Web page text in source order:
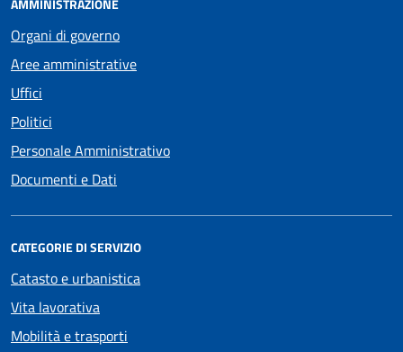
AMMINISTRAZIONE
Organi di governo
Aree amministrative
Uffici
Politici
Personale Amministrativo
Documenti e Dati
CATEGORIE DI SERVIZIO
Catasto e urbanistica
Vita lavorativa
Mobilità e trasporti